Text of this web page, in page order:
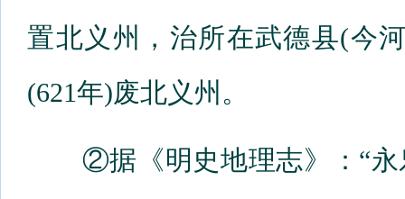
置北义州，治所在武德县(今
(621年)废北义州。
②据《明史地理志》：“永